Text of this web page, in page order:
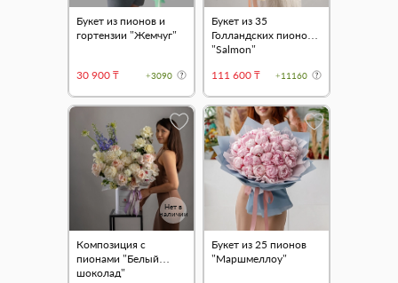
Букет из пионов и
гортензии "Жемчуг"
30 900 ₸ +3090
Букет из 35
Голландских пионов
"Salmon"
111 600 ₸
+11160
Нет в
наличии
Композиция с
пионами "Белый
шоколад"
Букет из 25 пионов
"Маршмеллоу"